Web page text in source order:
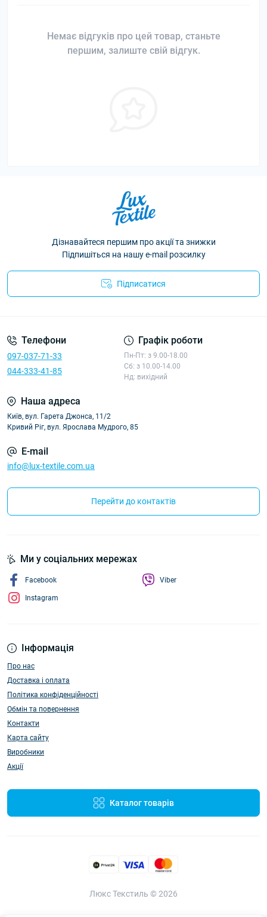
Немає відгуків про цей товар, станьте
першим, залиште свій відгук.
Дізнавайтеся першим про акції та знижки
Підпишіться на нашу e-mail розсилку
Підписатися
Телефони
097-037-71-33
044-333-41-85
Графік роботи
Пн-Пт: з 9.00-18.00
Сб: з 10.00-14.00
Нд: вихідний
Наша адреса
Київ, вул. Гарета Джонса, 11/2
Кривий Ріг, вул. Ярослава Мудрого, 85
E-mail
info@lux-textile.com.ua
Перейти до контактів
Інформація
Про нас
Доставка і оплата
Політика конфіденційності
Обмін та повернення
Контакти
Карта сайту
Виробники
Акції
Каталог товарів
Ми у соціальних мережах
Facebook
Instagram
Viber
Люкс Текстиль © 2026